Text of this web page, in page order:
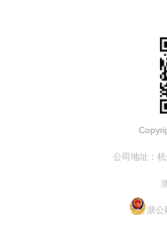
公司地址：
浙公